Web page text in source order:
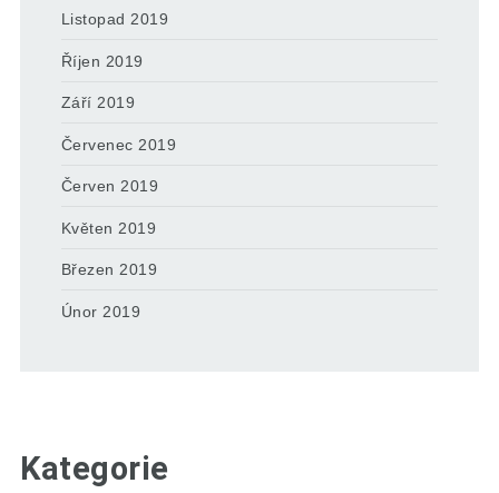
Listopad 2019
Říjen 2019
Září 2019
Červenec 2019
Červen 2019
Květen 2019
Březen 2019
Únor 2019
Kategorie